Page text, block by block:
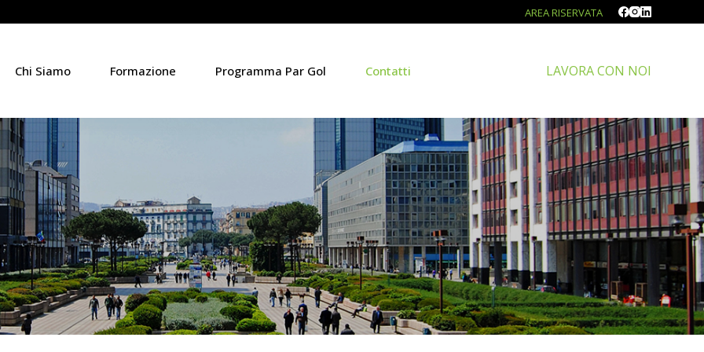
AREA RISERVATA
Chi Siamo Formazione Programma Par Gol Contatti LAVORA CON NOI